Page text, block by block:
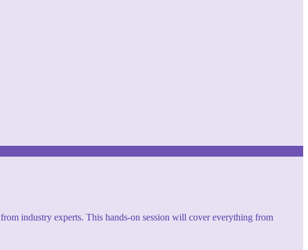
industry experts. This hands-on session will cover everything from